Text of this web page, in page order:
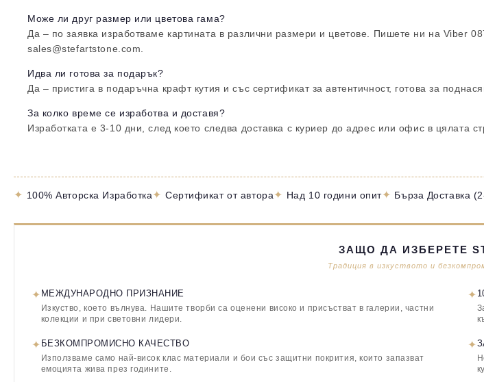
Може ли друг размер или цветова гама?
Да – по заявка изработваме картината в различни размери и цветове. Пишете ни на Viber
sales@stefartstone.com.
Идва ли готова за подарък?
Да – пристига в подаръчна крафт кутия и със сертификат за автентичност, готова за
За колко време се изработва и доставя?
Изработката е 3-10 дни, след което следва доставка с куриер до адрес или офис в цялата
✦ 100% Авторска Изработка✦ Сертификат от автора✦ Над 10 години опит✦ Бърза Доставка
ЗАЩО ДА ИЗБЕРЕТЕ
Традиция в изкуството и
✦ МЕЖДУНАРОДНО ПРИЗНАНИЕ
Изкуство, което вълнува. Нашите творби са оценени високо и присъстват в галерии, частни
колекции и при световни лидери.
✦
✦ БЕЗКОМПРОМИСНО КАЧЕСТВО
Използваме само най-висок клас материали и бои със защитни покрития, които запазват
емоцията жива през годините.
✦